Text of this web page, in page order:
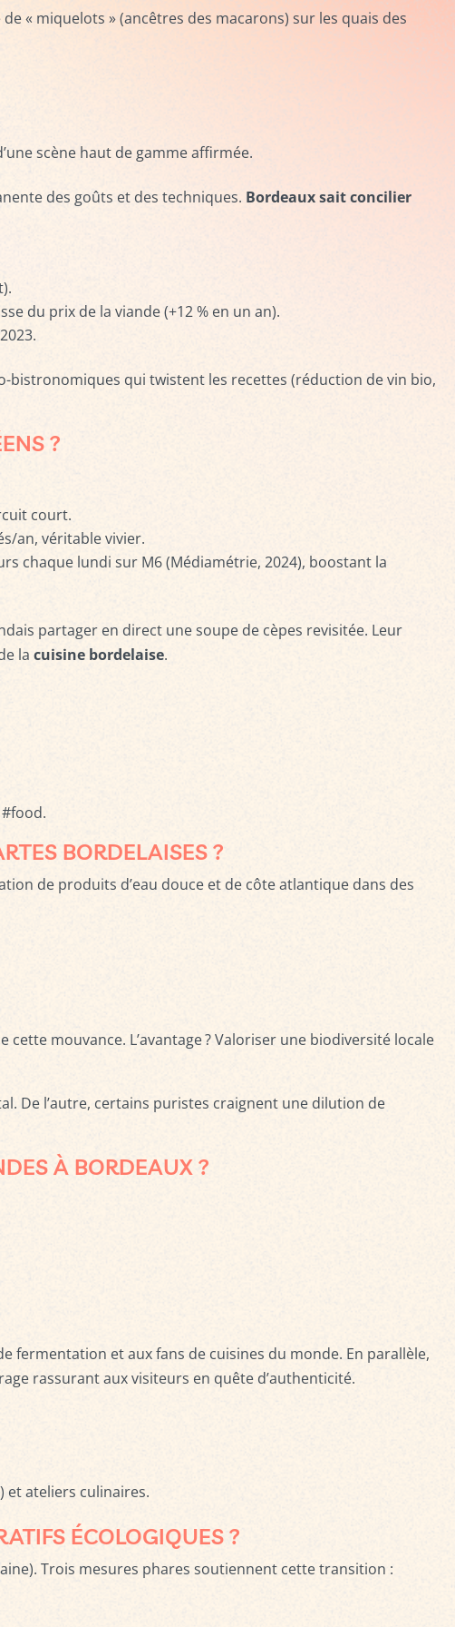
« miquelots » (ancêtres des macarons) sur les quais des
scène haut de gamme affirmée.
des goûts et des techniques. Bordeaux sait concilier
du prix de la viande (+12 % en un an).
bistronomiques qui twistent les recettes (réduction de vin bio,
?
court.
an, véritable vivier.
chaque lundi sur M6 (Médiamétrie, 2024), boostant la
partager en direct une soupe de cèpes revisitée. Leur
la cuisine bordelaise.
BORDELAISES ?
de produits d’eau douce et de côte atlantique dans des
mouvance. L’avantage ? Valoriser une biodiversité locale
De l’autre, certains puristes craignent une dilution de
À BORDEAUX ?
fermentation et aux fans de cuisines du monde. En parallèle,
rassurant aux visiteurs en quête d’authenticité.
et ateliers culinaires.
ÉCOLOGIQUES ?
Trois mesures phares soutiennent cette transition :